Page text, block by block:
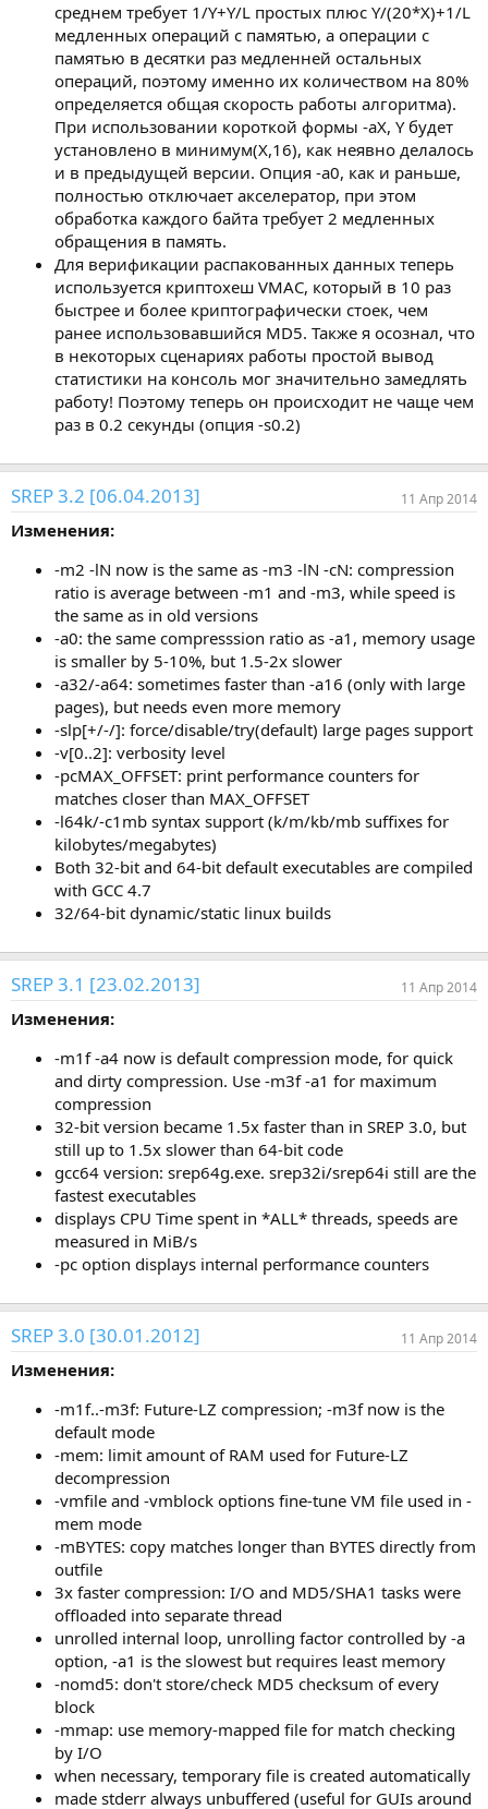
среднем требует 1/Y+Y/L простых плюс Y/(20*X)+1/L
медленных операций с памятью, а операции с
памятью в десятки раз медленней остальных
операций, поэтому именно их количеством на 80%
определяется общая скорость работы алгоритма).
При использовании короткой формы -aX, Y будет
установлено в минимум(X,16), как неявно делалось
и в предыдущей версии. Опция -a0, как и раньше,
полностью отключает акселератор, при этом
обработка каждого байта требует 2 медленных
обращения в память.
Для верификации распакованных данных теперь
используется криптохеш VMAC, который в 10 раз
быстрее и более криптографически стоек, чем
ранее использовавшийся MD5. Также я осознал, что
в некоторых сценариях работы простой вывод
статистики на консоль мог значительно замедлять
работу! Поэтому теперь он происходит не чаще чем
раз в 0.2 секунды (опция -s0.2)
SREP 3.2 [06.04.2013] 11 Апр 2014
Изменения:
-m2 -lN now is the same as -m3 -lN -cN: compression
ratio is average between -m1 and -m3, while speed is
the same as in old versions
-a0: the same compresssion ratio as -a1, memory usage
is smaller by 5-10%, but 1.5-2x slower
-a32/-a64: sometimes faster than -a16 (only with large
pages), but needs even more memory
-slp[+/-/]: force/disable/try(default) large pages support
-v[0..2]: verbosity level
-pcMAX_OFFSET: print performance counters for
matches closer than MAX_OFFSET
-l64k/-c1mb syntax support (k/m/kb/mb suffixes for
kilobytes/megabytes)
Both 32-bit and 64-bit default executables are compiled
with GCC 4.7
32/64-bit dynamic/static linux builds
SREP 3.1 [23.02.2013] 11 Апр 2014
Изменения:
-m1f -a4 now is default compression mode, for quick
and dirty compression. Use -m3f -a1 for maximum
compression
32-bit version became 1.5x faster than in SREP 3.0, but
still up to 1.5x slower than 64-bit code
gcc64 version: srep64g.exe. srep32i/srep64i still are the
fastest executables
displays CPU Time spent in *ALL* threads, speeds are
measured in MiB/s
-pc option displays internal performance counters
SREP 3.0 [30.01.2012] 11 Апр 2014
Изменения:
-m1f..-m3f: Future-LZ compression; -m3f now is the
default mode
-mem: limit amount of RAM used for Future-LZ
decompression
-vmfile and -vmblock options fine-tune VM file used in -
mem mode
-mBYTES: copy matches longer than BYTES directly from
outfile
3x faster compression: I/O and MD5/SHA1 tasks were
offloaded into separate thread
unrolled internal loop, unrolling factor controlled by -a
option, -a1 is the slowest but requires least memory
-nomd5: don't store/check MD5 checksum of every
block
-mmap: use memory-mapped file for match checking
by I/O
when necessary, temporary file is created automatically
made stderr always unbuffered (useful for GUIs around